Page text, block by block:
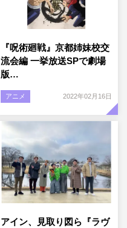
『呪術廻戦』京都姉妹校交
流会編 一挙放送SPで劇場
版…
アニメ 2022年02月16日
アイン、見取り図ら『ラヴ